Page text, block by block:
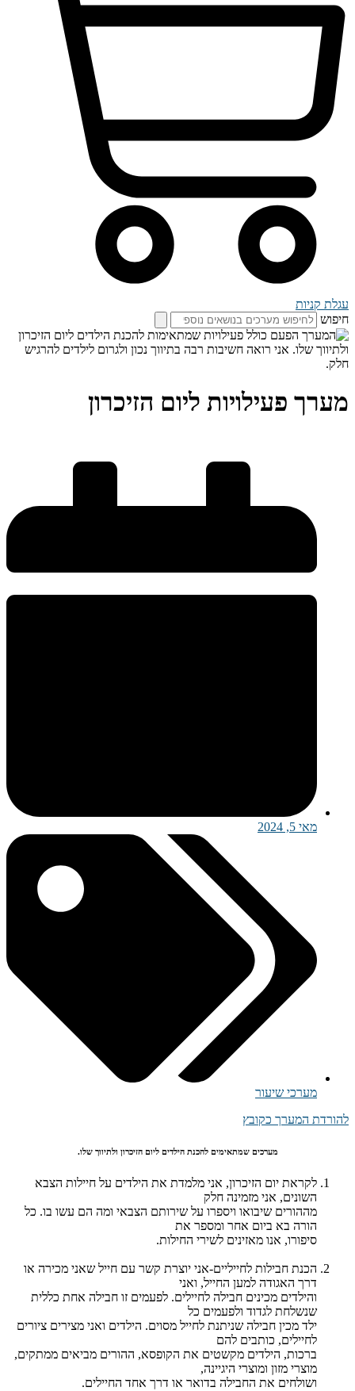
עגלת קניות
חיפוש
מערך פעילויות ליום הזיכרון
מאי 5, 2024
מערכי שיעור
להורדת המערך כקובץ
מערכים שמתאימים להכנת הילדים ליום הזיכרון ולתיווך שלו.
לקראת יום הזיכרון, אני מלמדת את הילדים על חיילות הצבא
השונים, אני מזמינה חלק
מההורים שיבואו ויספרו על שירותם הצבאי ומה הם עשו בו. כל
הורה בא ביום אחר ומספר את
סיפורו, אנו מאזינים לשירי החילות.
הכנת חבילות לחייליים-אני יוצרת קשר עם חייל שאני מכירה או
דרך האגודה למען החייל, ואני
והילדים מכינים חבילה לחיילים. לפעמים זו חבילה אחת כללית
שנשלחת לגדוד ולפעמים כל
ילד מכין חבילה שניתנת לחייל מסוים. הילדים ואני מצירים ציורים
לחיילים, כותבים להם
ברכות, הילדים מקשטים את הקופסא, ההורים מביאים ממתקים,
מוצרי מזון ומוצרי היגיינה,
ושולחים את החבילה בדואר או דרך אחד החיילים.